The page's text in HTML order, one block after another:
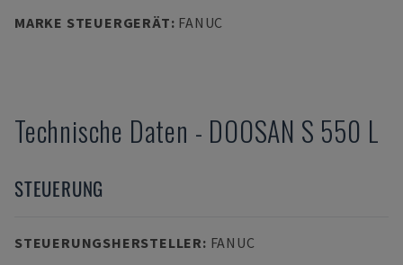
MARKE STEUERGERÄT: FANUC
Technische Daten - DOOSAN S 550 L
STEUERUNG
STEUERUNGSHERSTELLER: FANUC